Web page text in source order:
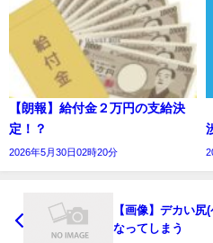
【朗報】給付金２万円の支給決
定！？
2026年5月30日02時20分
【画像】デカい
なってしまう